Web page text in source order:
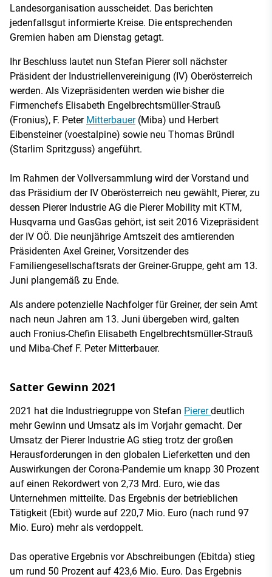
Landesorganisation ausscheidet. Das berichten
jedenfallsgut informierte Kreise. Die entsprechenden
Gremien haben am Dienstag getagt.
Ihr Beschluss lautet nun Stefan Pierer soll nächster
Präsident der Industriellenvereinigung (IV) Oberösterreich
werden. Als Vizepräsidenten werden wie bisher die
Firmenchefs Elisabeth Engelbrechtsmüller-Strauß
(Fronius), F. Peter Mitterbauer(Miba) und Herbert
Eibensteiner (voestalpine) sowie neu Thomas Bründl
(Starlim Spritzguss) angeführt.
Im Rahmen der Vollversammlung wird der Vorstand und
das Präsidium der IV Oberösterreich neu gewählt, Pierer, zu
dessen Pierer Industrie AG die Pierer Mobility mit KTM,
Husqvarna und GasGas gehört, ist seit 2016 Vizepräsident
der IV OÖ. Die neunjährige Amtszeit des amtierenden
Präsidenten Axel Greiner, Vorsitzender des
Familiengesellschaftsrats der Greiner-Gruppe, geht am 13.
Juni plangemäß zu Ende.
Als andere potenzielle Nachfolger für Greiner, der sein Amt
nach neun Jahren am 13. Juni übergeben wird, galten
auch Fronius-Chefin Elisabeth Engelbrechtsmüller-Strauß
und Miba-Chef F. Peter Mitterbauer.
Satter Gewinn 2021
2021 hat die Industriegruppe von Stefan Piererdeutlich
mehr Gewinn und Umsatz als im Vorjahr gemacht. Der
Umsatz der Pierer Industrie AG stieg trotz der großen
Herausforderungen in den globalen Lieferketten und den
Auswirkungen der Corona-Pandemie um knapp 30 Prozent
auf einen Rekordwert von 2,73 Mrd. Euro, wie das
Unternehmen mitteilte. Das Ergebnis der betrieblichen
Tätigkeit (Ebit) wurde auf 220,7 Mio. Euro (nach rund 97
Mio. Euro) mehr als verdoppelt.
Das operative Ergebnis vor Abschreibungen (Ebitda) stieg
um rund 50 Prozent auf 423,6 Mio. Euro. Das Ergebnis